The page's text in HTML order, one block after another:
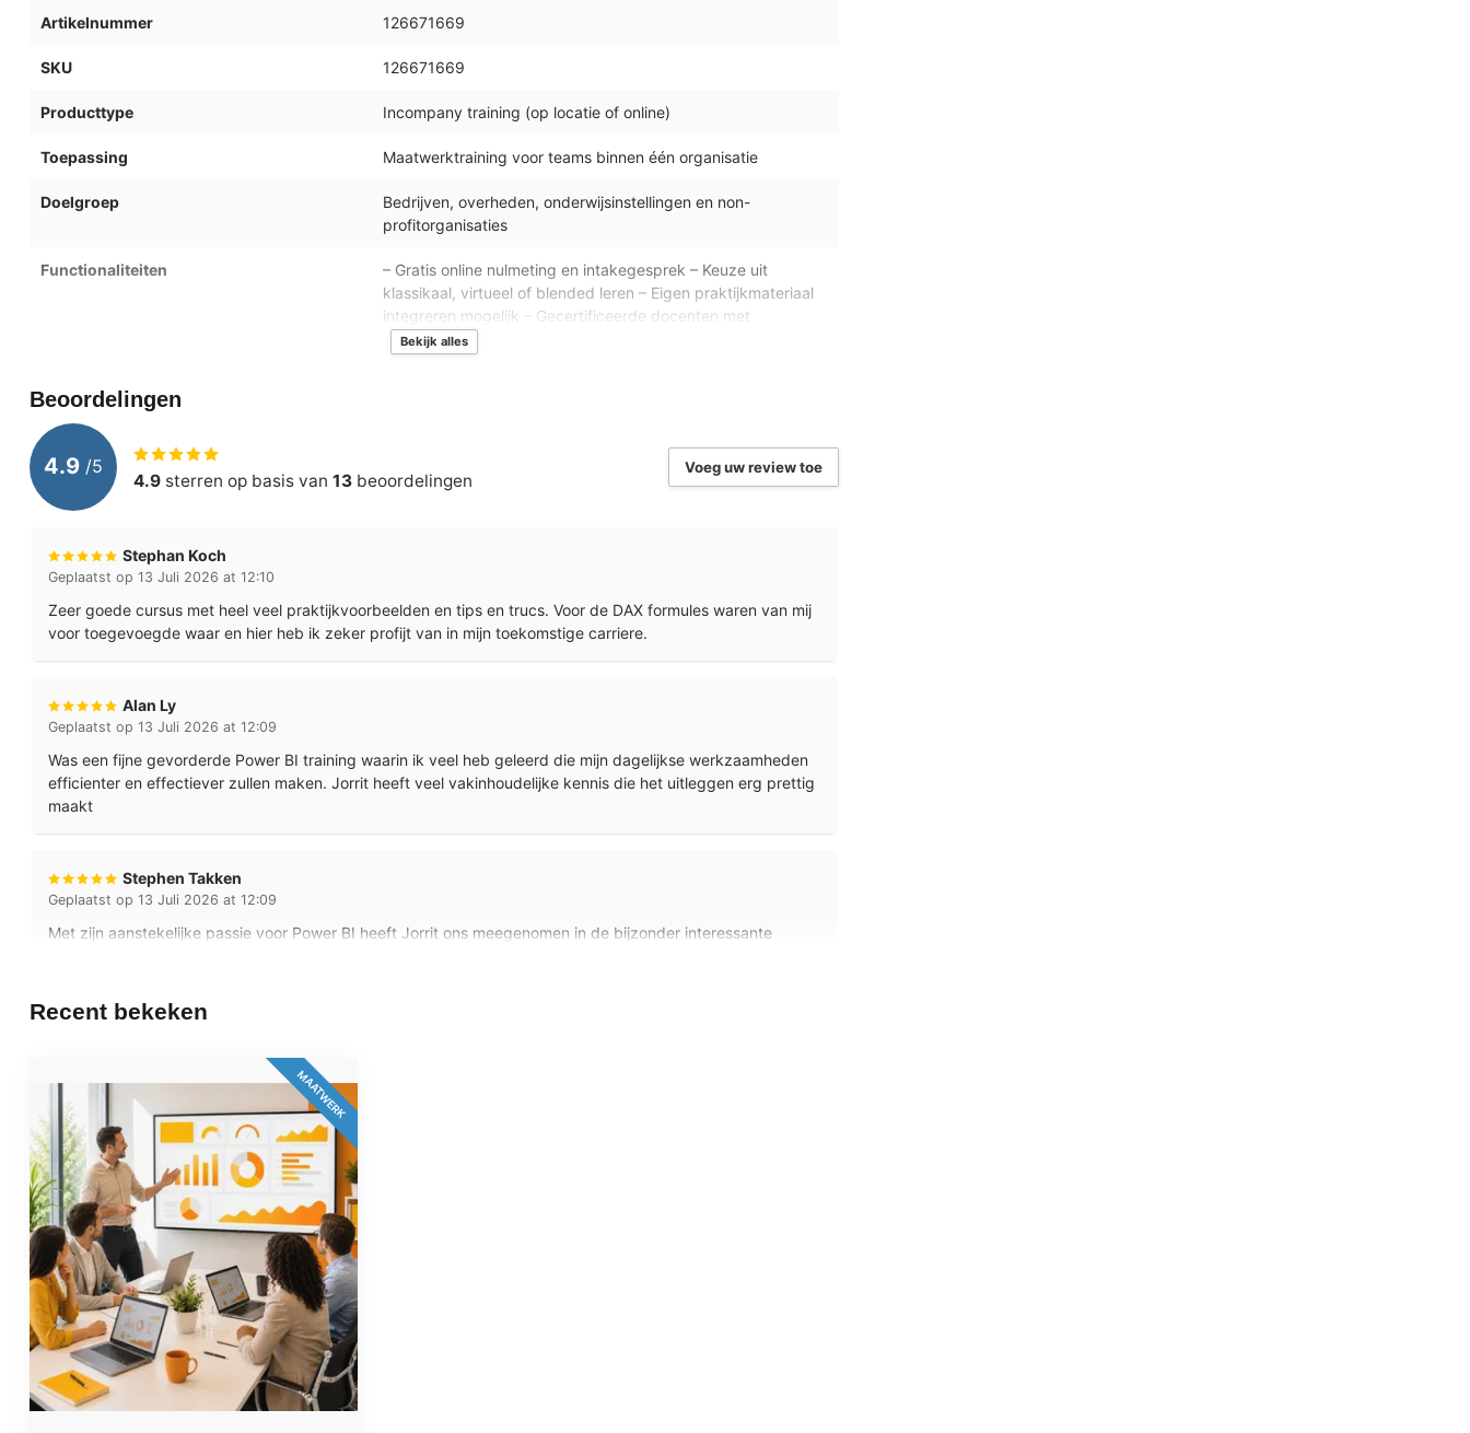
Artikelnummer 126671669
SKU 126671669
Producttype Incompany training (op locatie of online)
Toepassing Maatwerktraining voor teams binnen één organisatie
Doelgroep
Bedrijven, overheden, onderwijsinstellingen en non-
profitorganisaties
Functionaliteiten
– Gratis online nulmeting en intakegesprek – Keuze uit
klassikaal, virtueel of blended leren – Eigen praktijkmateriaal
integreren mogelijk – Gecertificeerde docenten met
praktijkervaring – Flexibele planning (ook in het weekend) –
Aantal deelnemers
Duur training
Dagdeelprijs 70% van het dagtarief
Taal
Levering Datum, tijd en locatie in overleg
Certificering
Bekijk alles
Beoordelingen
4.9 /5
4.9 sterren op basis van 13 beoordelingen
Voeg uw review toe
Stephan Koch
Geplaatst op 13 Juli 2026 at 12:10
Zeer goede cursus met heel veel praktijkvoorbeelden en tips en trucs. Voor de DAX formules waren van mij
voor toegevoegde waar en hier heb ik zeker profijt van in mijn toekomstige carriere.
Alan Ly
Geplaatst op 13 Juli 2026 at 12:09
Was een fijne gevorderde Power BI training waarin ik veel heb geleerd die mijn dagelijkse werkzaamheden
efficienter en effectiever zullen maken. Jorrit heeft veel vakinhoudelijke kennis die het uitleggen erg prettig
maakt
Stephen Takken
Geplaatst op 13 Juli 2026 at 12:09
Met zijn aanstekelijke passie voor Power BI heeft Jorrit ons meegenomen in de bijzonder interessante
Geplaatst op 13 Juli 2026 at 12:08
Power BI trainingsdag van Jorrit Peters gehad. Dag vol energie, goede snelheid en volop inspiratie eruit
gehaald. Jorrit kan het enthousiast inhoudelijk buitengewoon uitleggen en gaat de diepte in die de groep
aankan. Haalt dus het beste uit de cursisten.
André van Dijk
Geplaatst op 4 November 2022 at 14:30
Praktische training voor nog meer vaardigheden, zeer nuttig.
Jan Versteen
Geplaatst op 4 November 2022 at 14:30
Leerzame dag!
Recent bekeken
MAATWERK